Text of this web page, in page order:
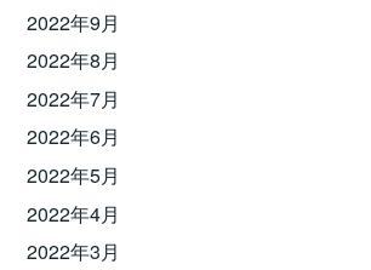
2022年9月
2022年8月
2022年7月
2022年6月
2022年5月
2022年4月
2022年3月